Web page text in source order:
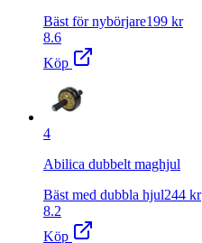
Bäst för nybörjare199 kr
8.6
Köp
4
Abilica dubbelt maghjul
Bäst med dubbla hjul244 kr
8.2
Köp